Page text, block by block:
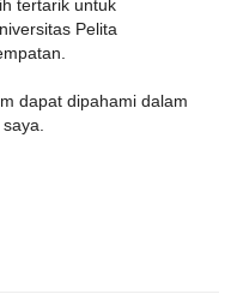
tertarik untuk
Pelita
dapat dipahami dalam